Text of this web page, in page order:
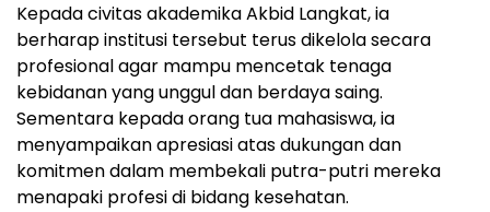
Kepada civitas akademika Akbid Langkat, ia
berharap institusi tersebut terus dikelola secara
profesional agar mampu mencetak tenaga
kebidanan yang unggul dan berdaya saing.
Sementara kepada orang tua mahasiswa, ia
menyampaikan apresiasi atas dukungan dan
komitmen dalam membekali putra-putri mereka
menapaki profesi di bidang kesehatan.